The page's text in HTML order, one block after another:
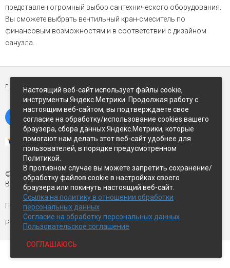
представлен огромный выбор сантехнического оборудования.
Вы сможете выбрать вентильный кран-смеситель по
финансовым возможностям и в соответствии с дизайном
санузла.
г. Петропавловск-Камчатский, ул Восточное-шоссе, д.5
© Экспострой, 2026 г.
Все права защищены
Письмо директору:manager1@expopk.ru
Разработка сайта —студия ROImaster
Настоящий веб-сайт использует файлы cookie,
инструменты Яндекс.Метрики. Продолжая работу с
настоящим веб-сайтом, вы подтверждаете свое
согласие на обработку/использование cookies вашего
браузера, сбора данных Яндекс.Метрики, которые
помогают нам делать этот веб-сайт удобнее для
пользователей, в порядке предусмотренном
Политикой.
В противном случае вы можете запретить сохранение/
обработку файлов cookie в настройках своего
браузера или покинуть настоящий веб-сайт.
Ссылка на политику в отношении обработки
персональных данных
Согласие на обработку персональных данных
Пользовательское соглашение
СОГЛАШАЮСЬ